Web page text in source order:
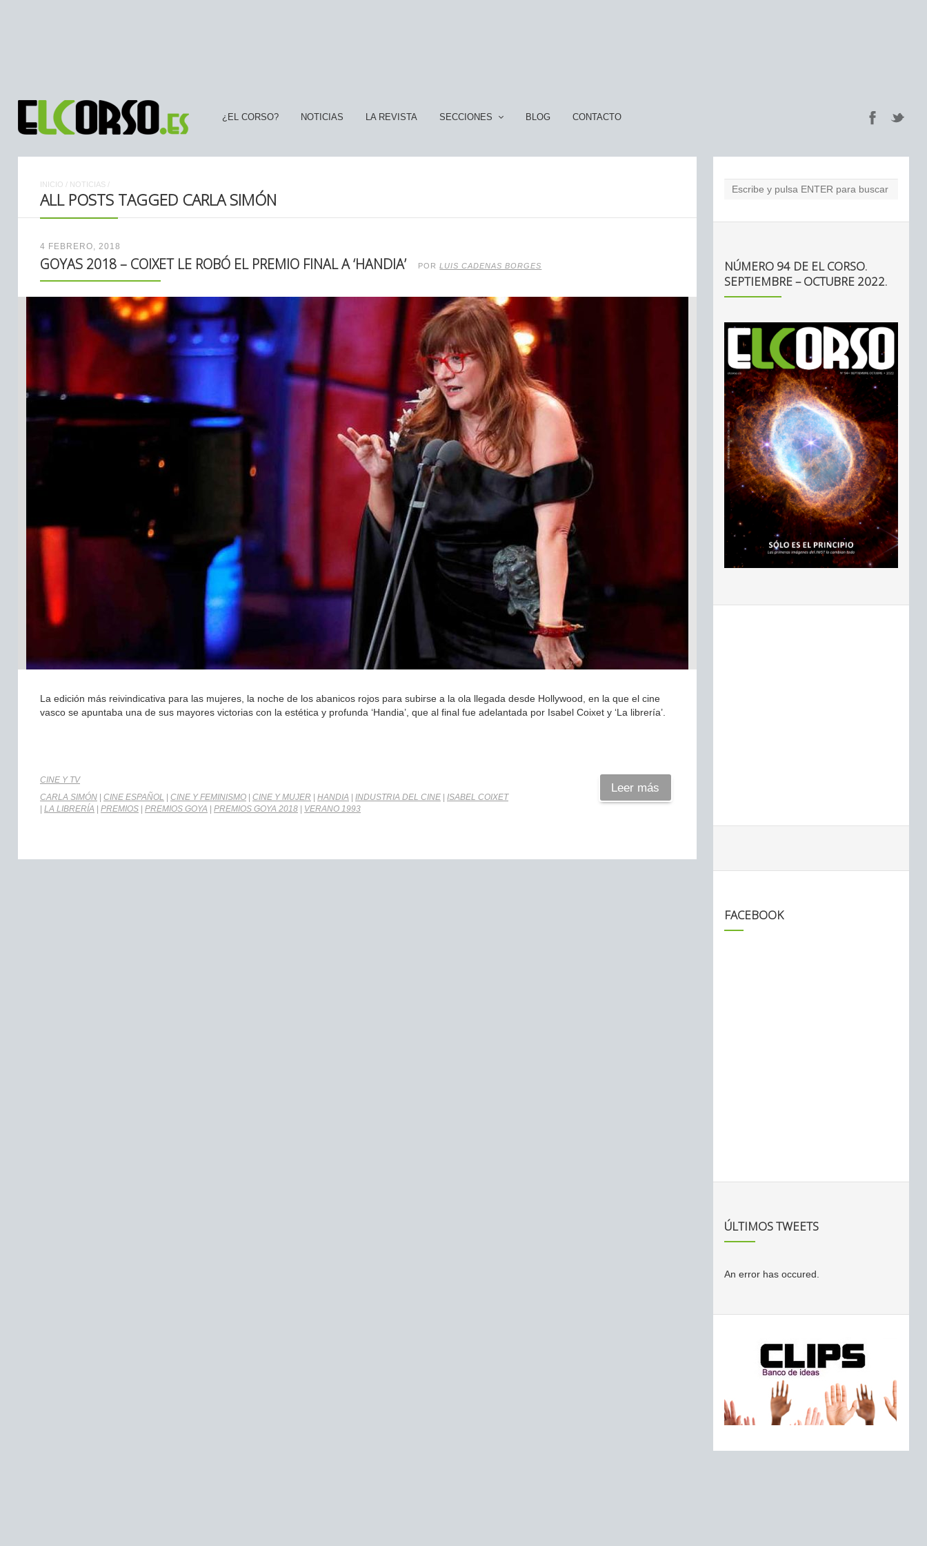
¿EL CORSO? NOTICIAS LA REVISTA SECCIONES BLOG CONTACTO
INICIO / NOTICIAS /
ALL POSTS TAGGED CARLA SIMÓN
4 FEBRERO, 2018
GOYAS 2018 – COIXET LE ROBÓ EL PREMIO FINAL A ‘HANDIA’ PORLUIS CADENAS BORGES
La edición más reivindicativa para las mujeres, la noche de los abanicos rojos para subirse a la ola llegada desde Hollywood, en la que el cine
vasco se apuntaba una de sus mayores victorias con la estética y profunda ‘Handia’, que al final fue adelantada por Isabel Coixet y ‘La librería’.
CINE Y TV
CARLA SIMÓN
CINE ESPAÑOL CINE Y FEMINISMO CINE Y MUJER HANDIA INDUSTRIA DEL CINE
ISABEL COIXET
LA LIBRERÍA PREMIOS PREMIOS GOYA PREMIOS GOYA 2018 VERANO 1993
Leer más
NÚMERO 94 DE EL CORSO.
SEPTIEMBRE – OCTUBRE 2022.
FACEBOOK
ÚLTIMOS TWEETS
An error has occured.